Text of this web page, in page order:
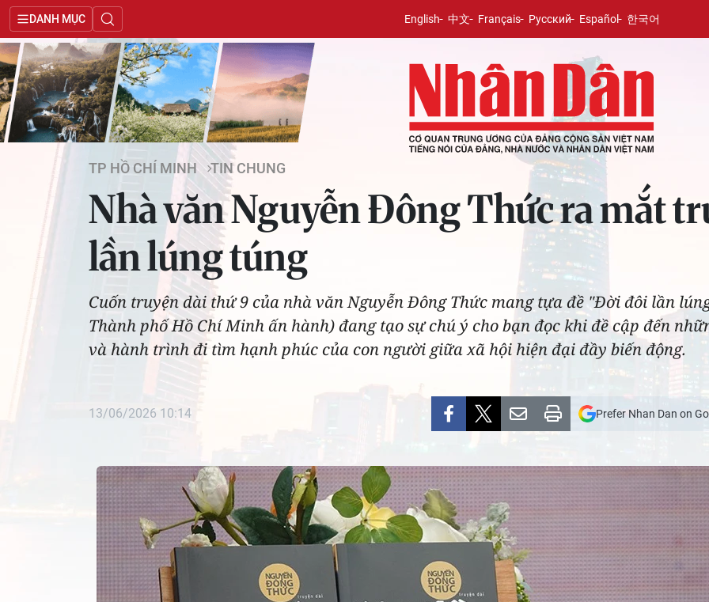
DANH MỤC English 中文 Français Русский Español 한국어
TP HỒ CHÍ MINH TIN CHUNG
Nhà văn Nguyễn Đông Thức ra mắt
lần lúng túng
Cuốn truyện dài thứ 9 của nhà văn Nguyễn Đông Thức mang tựa đề "Đời đôi lần
Thành phố Hồ Chí Minh ấn hành) đang tạo sự chú ý cho bạn đọc khi đề cập đến
và hành trình đi tìm hạnh phúc của con người giữa xã hội hiện đại đầy biến động.
13/06/2026 10:14 Prefer Nhan Dan on